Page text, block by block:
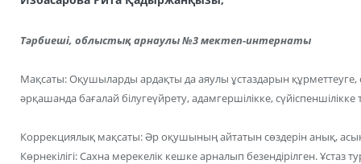
Тәрбиеші, облыстық арнаулы №3 мектеп-интернаты
Мақсаты: Оқушыларды ардақты да аяулы ұстаздарын құрметтеуге,
әрқашанда бағалай білугеүйрету, адамгершілікке, сүйіспеншілікке
Коррекциялық мақсаты: Әр оқушының айтатын сөздерін анық,
Көрнекілігі: Сахна мерекелік кешке арналып безендірілген. Ұстаз